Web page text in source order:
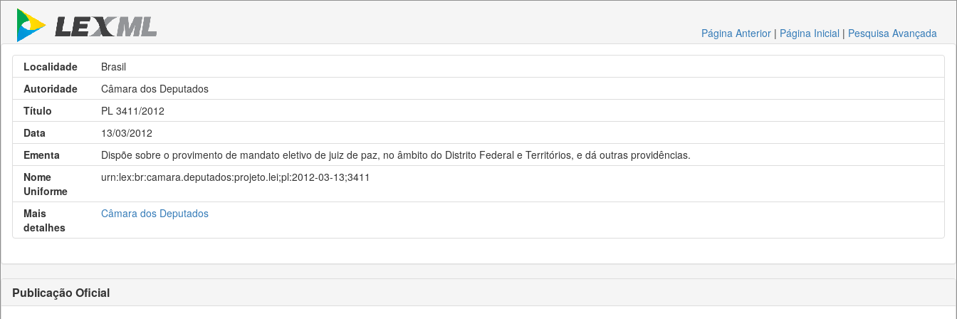
Página Anterior | Página Inicial | Pesquisa Avançada
Localidade
Brasil
Autoridade
Câmara dos Deputados
Título
PL 3411/2012
Data
13/03/2012
Ementa
Dispõe sobre o provimento de mandato eletivo de juiz de paz, no âmbito do Distrito Federal e Territórios, e dá outras providências.
Nome
Uniforme
urn:lex:br:camara.deputados:projeto.lei;pl:2012-03-13;3411
Mais
detalhes
Câmara dos Deputados
Publicação Oficial